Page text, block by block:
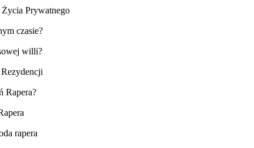
Prywatnego
czasie?
willi?
Rapera?
rapera